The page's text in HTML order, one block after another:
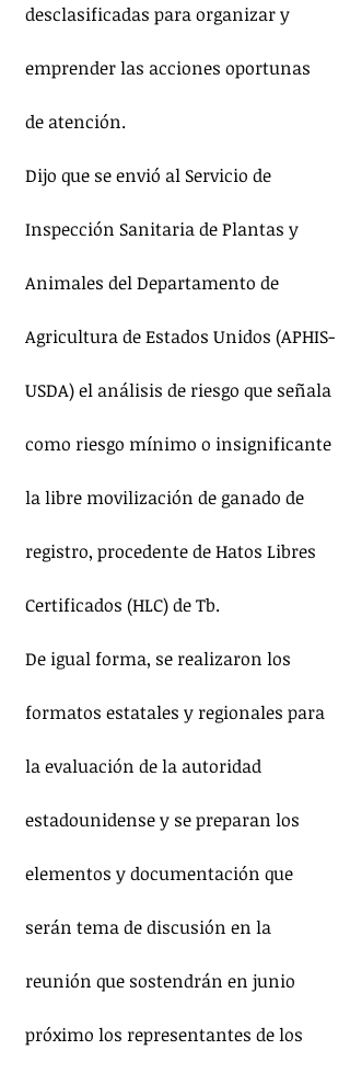
desclasificadas para organizar y
emprender las acciones oportunas
de atención.
Dijo que se envió al Servicio de
Inspección Sanitaria de Plantas y
Animales del Departamento de
Agricultura de Estados Unidos (APHIS-
USDA) el análisis de riesgo que señala
como riesgo mínimo o insignificante
la libre movilización de ganado de
registro, procedente de Hatos Libres
Certificados (HLC) de Tb.
De igual forma, se realizaron los
formatos estatales y regionales para
la evaluación de la autoridad
estadounidense y se preparan los
elementos y documentación que
serán tema de discusión en la
reunión que sostendrán en junio
próximo los representantes de los